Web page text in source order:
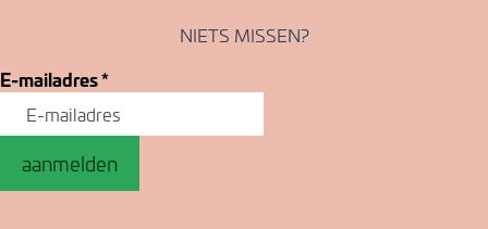
NIETS MISSEN?
E-mailadres*
aanmelden